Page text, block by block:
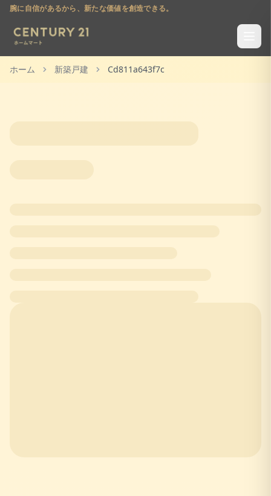
腕に自信があるから、新たな価値を創造できる。
ホーム 新築戸建 Cd811a643f7c